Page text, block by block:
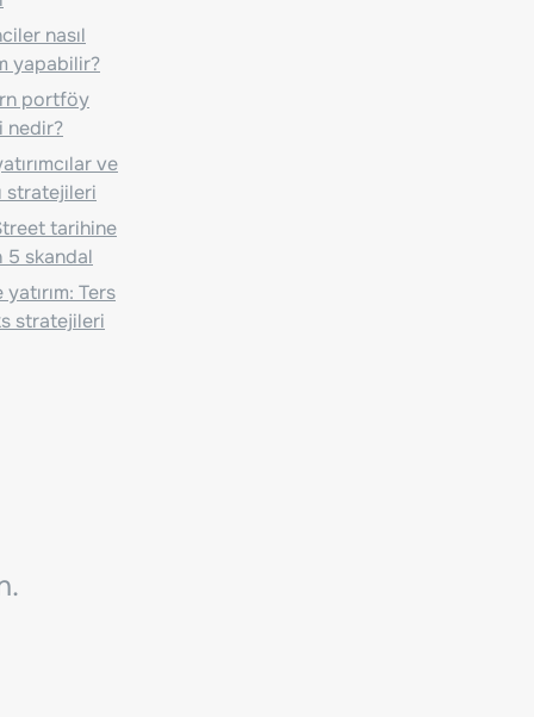
nasıl
yapabilir?
portföy
nedir?
ve
stratejileri
tarihine
5 skandal
Ters
stratejileri